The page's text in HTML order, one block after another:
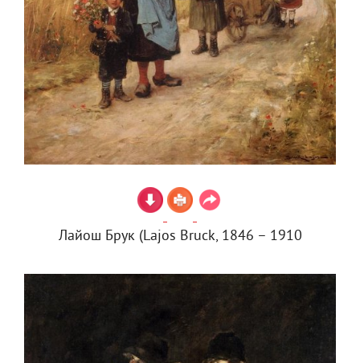
Лайош Брук (Lajos Bruck, 1846 – 1910